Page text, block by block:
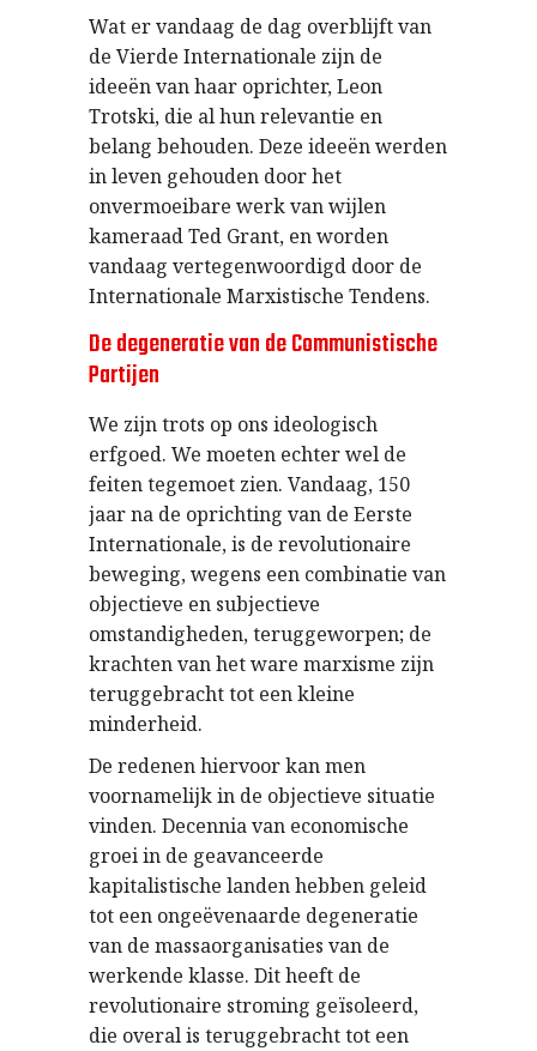
Wat er vandaag de dag overblijft van
de Vierde Internationale zijn de
ideeën van haar oprichter, Leon
Trotski, die al hun relevantie en
belang behouden. Deze ideeën werden
in leven gehouden door het
onvermoeibare werk van wijlen
kameraad Ted Grant, en worden
vandaag vertegenwoordigd door de
Internationale Marxistische Tendens.
De degeneratie van de Communistische
Partijen
We zijn trots op ons ideologisch
erfgoed. We moeten echter wel de
feiten tegemoet zien. Vandaag, 150
jaar na de oprichting van de Eerste
Internationale, is de revolutionaire
beweging, wegens een combinatie van
objectieve en subjectieve
omstandigheden, teruggeworpen; de
krachten van het ware marxisme zijn
teruggebracht tot een kleine
minderheid.
De redenen hiervoor kan men
voornamelijk in de objectieve situatie
vinden. Decennia van economische
groei in de geavanceerde
kapitalistische landen hebben geleid
tot een ongeëvenaarde degeneratie
van de massaorganisaties van de
werkende klasse. Dit heeft de
revolutionaire stroming geïsoleerd,
die overal is teruggebracht tot een